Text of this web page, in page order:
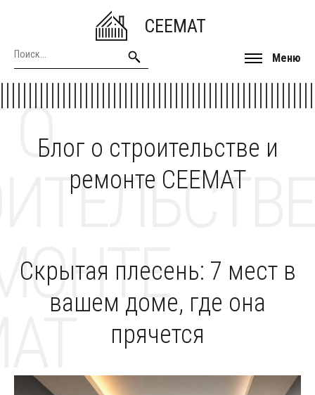
CEEMAT
Меню
Блог о строительстве и
ремонте CEEMAT
О
Скрытая плесень: 7 мест в
вашем доме, где она
прячется